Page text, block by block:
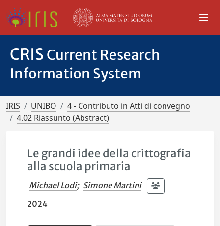
CRIS Current Research
Information System
IRIS UNIBO
4 - Contributo in Atti di convegno
4.02 Riassunto (Abstract)
Le grandi idee della crittografia
alla scuola primaria
Michael Lodi; Simone Martini
2024